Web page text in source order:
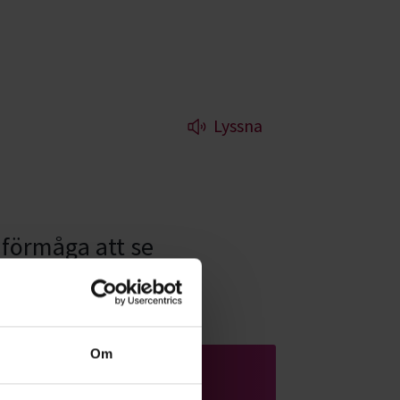
Om
Lyssna
att se